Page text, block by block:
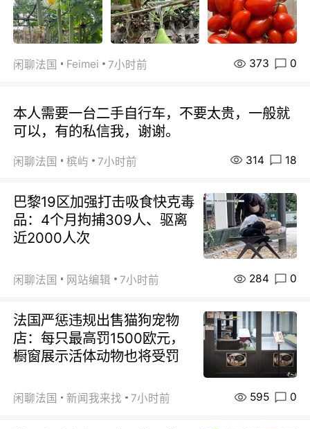
闲聊法国 Feimei 7小时前 373 0
本人需要一台二手自行车，不要太贵，一般就
可以，有的私信我，谢谢。
闲聊法国 槟屿 7小时前 314 18
巴黎19区加强打击吸食快克毒
品：4个月拘捕309人、驱离
近2000人次
闲聊法国 网站编辑 7小时前 284 0
法国严惩违规出售猫狗宠物
店：每只最高罚1500欧元，
橱窗展示活体动物也将受罚
闲聊法国 新闻我来找 7小时前 595 0